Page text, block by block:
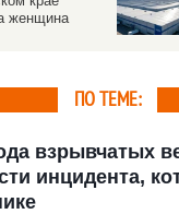
женщина
ПО ТЕМЕ:
взрывчатых
инцидента,